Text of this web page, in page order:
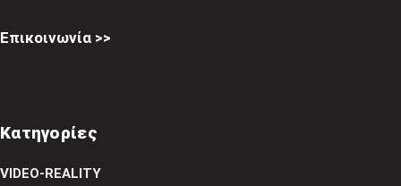
Επικοινωνία >>
Κατηγορίες
VIDEO-REALITY